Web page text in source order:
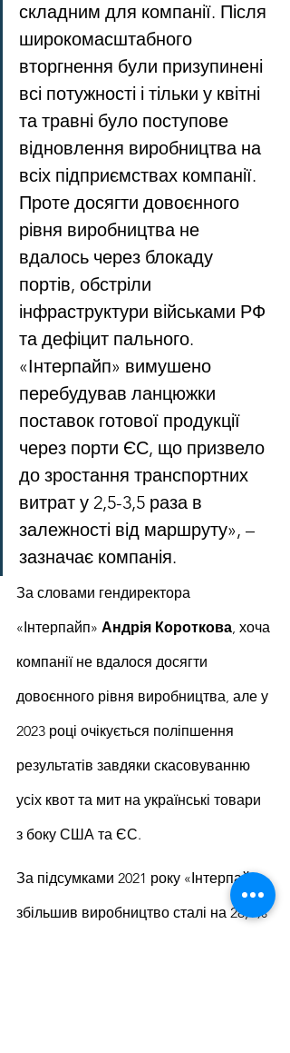
складним для компанії. Після
широкомасштабного
вторгнення були призупинені
всі потужності і тільки у квітні
та травні було поступове
відновлення виробництва на
всіх підприємствах компанії.
Проте досягти довоєнного
рівня виробництва не
вдалось через блокаду
портів, обстріли
інфраструктури військами РФ
та дефіцит пального.
«Інтерпайп» вимушено
перебудував ланцюжки
поставок готової продукції
через порти ЄС, що призвело
до зростання транспортних
витрат у 2,5-3,5 раза в
залежності від маршруту», –
зазначає компанія.
За словами гендиректора
«Інтерпайп» Андрія Короткова, хоча
компанії не вдалося досягти
довоєнного рівня виробництва, але у
2023 році очікується поліпшення
результатів завдяки скасовуванню
усіх квот та мит на українські товари
з боку США та ЄС.
За підсумками 2021 року «Інтерпайп»
збільшив виробництво сталі на 28,1%